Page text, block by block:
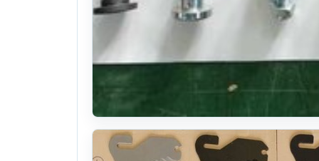
독일산 모우어날, 유럽산 베일러칼날 이태리 챌